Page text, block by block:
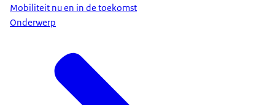
Mobiliteit nu en in de toekomst
Onderwerp